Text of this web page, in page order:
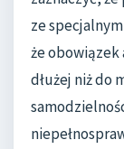
ze
że
dłużej niż do